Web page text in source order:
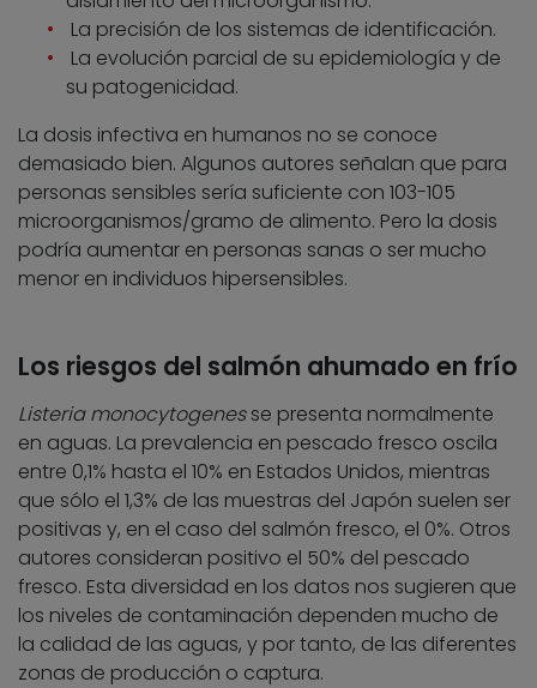
La precisión de los sistemas de identificación.
La evolución parcial de su epidemiología y de
su patogenicidad.
La dosis infectiva en humanos no se conoce
demasiado bien. Algunos autores señalan que para
personas sensibles sería suficiente con 103-105
microorganismos/gramo de alimento. Pero la dosis
podría aumentar en personas sanas o ser mucho
menor en individuos hipersensibles.
Los riesgos del salmón ahumado en frío
Listeria monocytogenesse presenta normalmente
en aguas. La prevalencia en pescado fresco oscila
entre 0,1% hasta el 10% en Estados Unidos, mientras
que sólo el 1,3% de las muestras del Japón suelen ser
positivas y, en el caso del salmón fresco, el 0%. Otros
autores consideran positivo el 50% del pescado
fresco. Esta diversidad en los datos nos sugieren que
los niveles de contaminación dependen mucho de
la calidad de las aguas, y por tanto, de las diferentes
zonas de producción o captura.